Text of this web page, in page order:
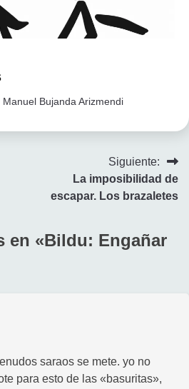
Manuel Bujanda Arizmendi
Siguiente:
La imposibilidad de
escapar. Los brazaletes
en «Bildu: Engañar
saraos se mete. yo no
para esto de las «basuritas»,